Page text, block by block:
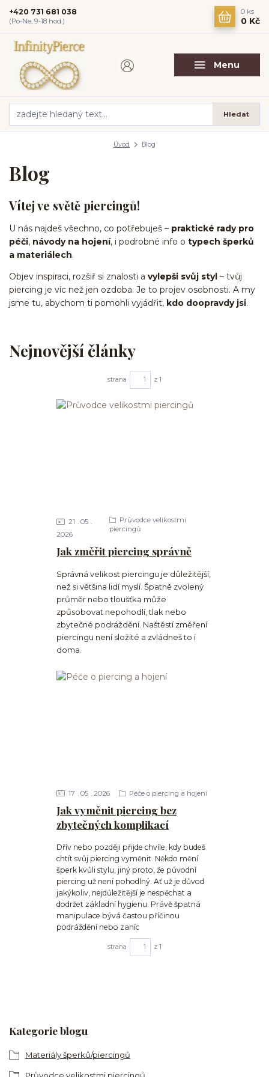
Menu
Hledat
+420 731 681 038
(Po-Ne, 9-18 hod.)
0 ks
0 Kč
Úvod Blog
Kategorie blogu
Materiály šperků/piercingů
Blog
Vítej ve světě piercingů!
U nás najdeš všechno, co potřebuješ – praktické rady pro
péči, návody na hojení, i podrobné info o typech šperků
a materiálech.
Objev inspiraci, rozšiř si znalosti a vylepši svůj styl – tvůj
piercing je víc než jen ozdoba. Je to projev osobnosti. A my
jsme tu, abychom ti pomohli vyjádřit, kdo doopravdy jsi.
Nejnovější články
strana z 1
Jak změřit piercing správně
21
05
2026
Průvodce velikostmi
piercingů
Správná velikost piercingu je důležitější,
než si většina lidí myslí. Špatně zvolený
průměr nebo tloušťka může
způsobovat nepohodlí, tlak nebo
zbytečné podráždění. Naštěstí změření
piercingu není složité a zvládneš to i
doma.
Jak vyměnit piercing bez
zbytečných komplikací
17 05 2026 Péče o piercing a hojení
Dřív nebo později přijde chvíle, kdy budeš
chtít svůj piercing vyměnit. Někdo mění
šperk kvůli stylu, jiný proto, že původní
piercing už není pohodlný. Ať už je důvod
jakýkoliv, nejdůležitější je nespěchat a
dodržet základní hygienu. Právě špatná
manipulace bývá častou příčinou
podráždění nebo zaníc
strana z 1